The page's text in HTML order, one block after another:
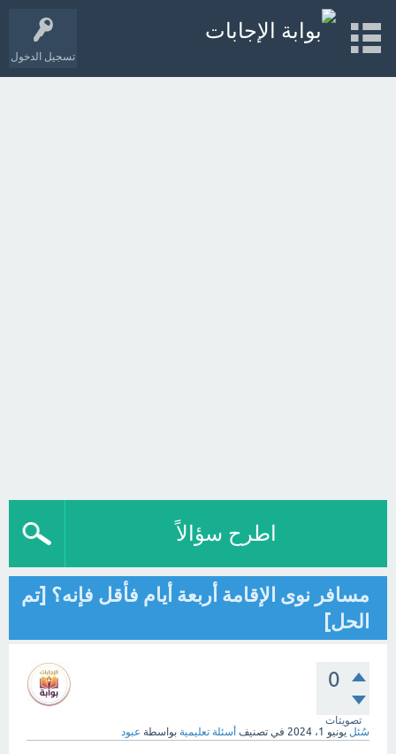
تسجيل الدخول
اطرح سؤالاً
مسافر نوى الإقامة أربعة أيام فأقل فإنه؟ [تم
الحل]
0
تصويتات
سُئل يونيو 1، 2024 في تصنيف أسئلة تعليمية بواسطة عبود